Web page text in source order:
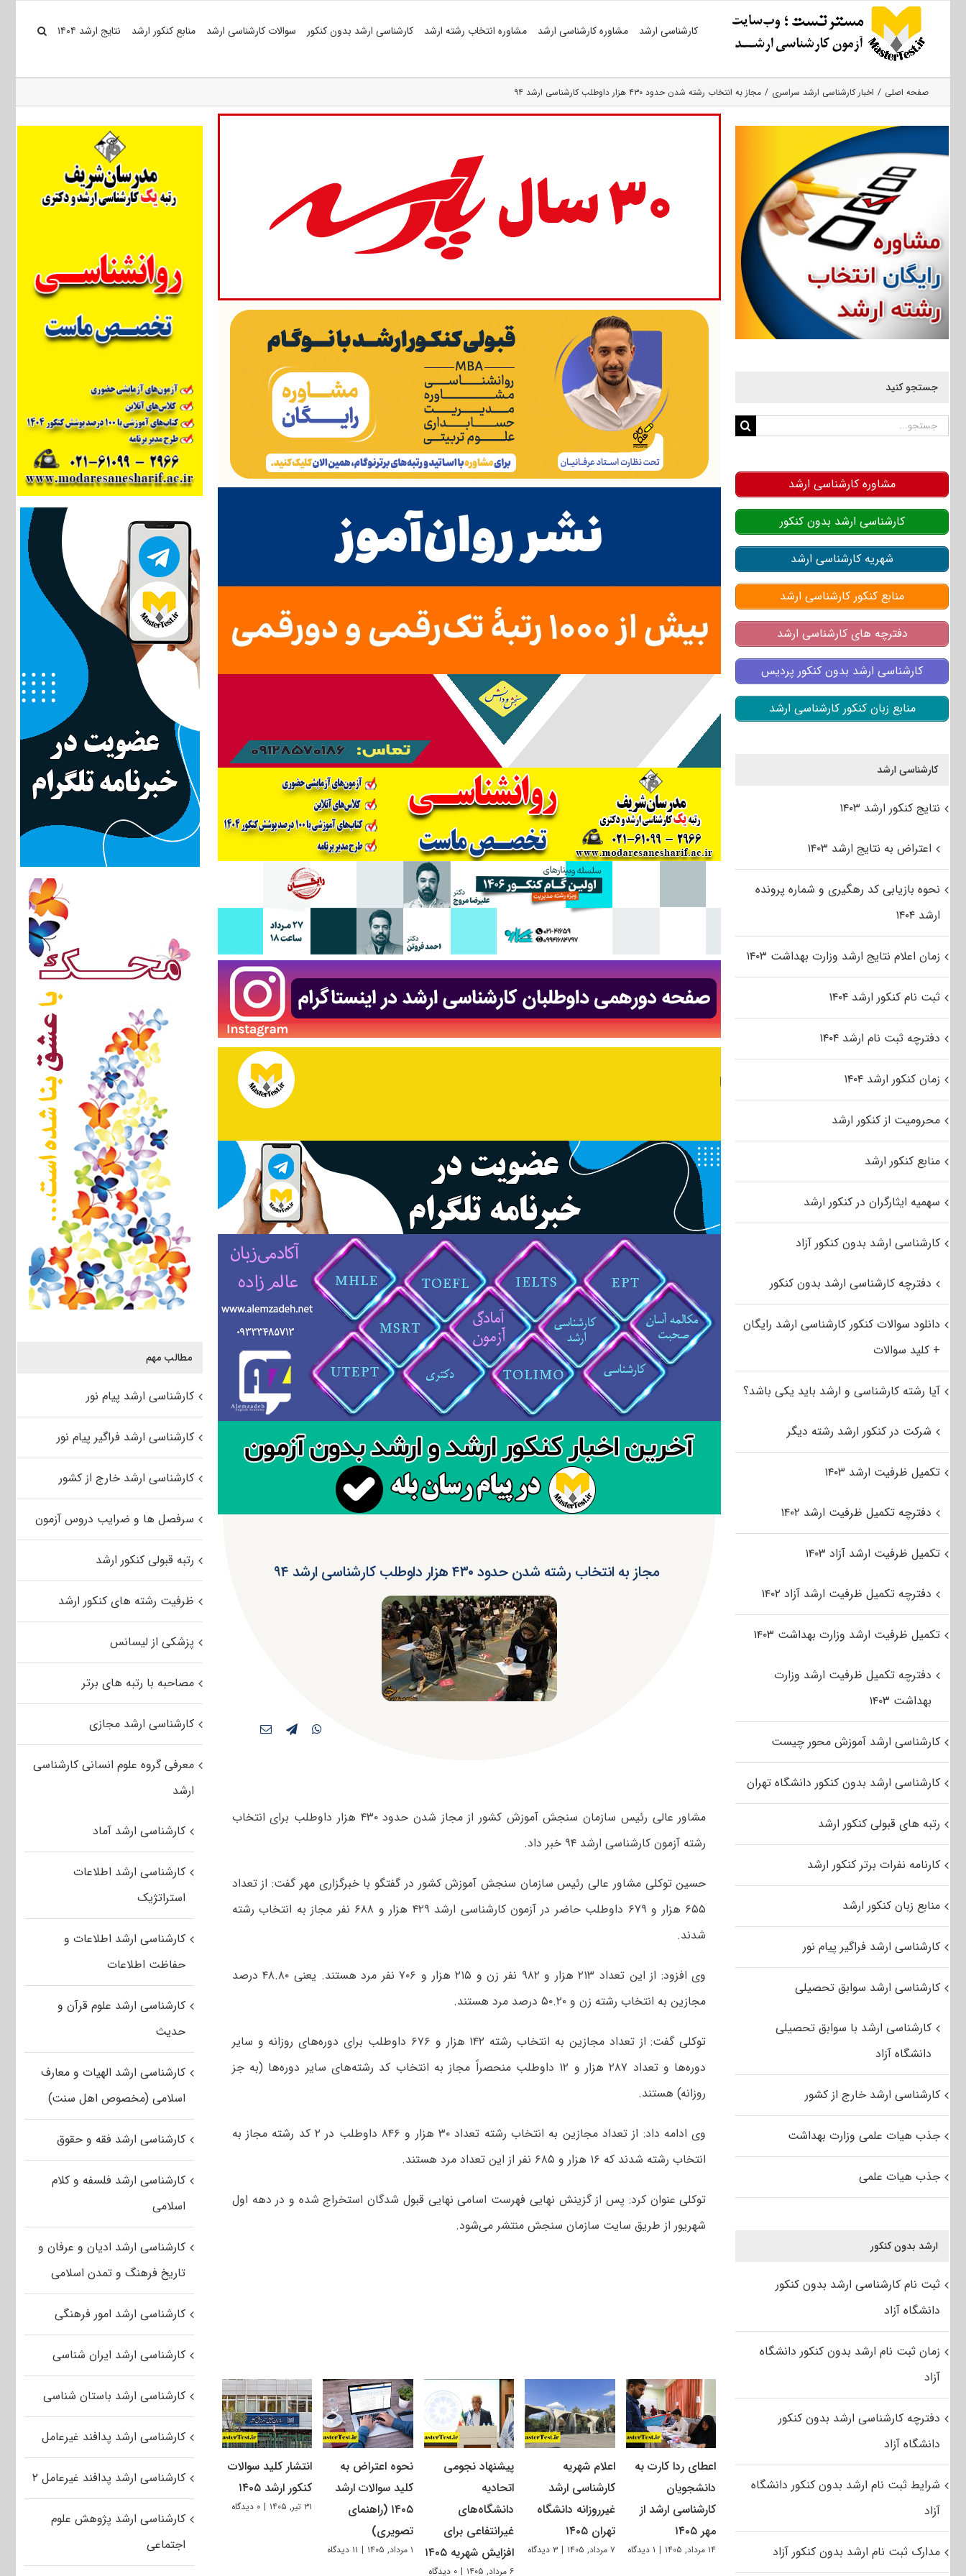
کارشناسی ارشد مشاوره کارشناسی ارشد مشاوره انتخاب رشته ارشد کارشناسی ارشد بدون کنکور سوالات کارشناسی ارشد منابع کنکور ارشد نتایج ارشد ۱۴۰۴
صفحه اصلی اخبار کارشناسی ارشد سراسری مجاز به انتخاب رشته شدن حدود ۴۳۰ هزار داوطلب کارشناسی ارشد ۹۴
مجاز به انتخاب رشته شدن حدود ۴۳۰ هزار داوطلب کارشناسی ارشد ۹۴
مشاور عالی رئیس سازمان سنجش آموزش کشور از مجاز شدن حدود ۴۳۰ هزار داوطلب برای انتخاب
رشته آزمون کارشناسی ارشد ۹۴ خبر داد.
حسین توکلی مشاور عالی رئیس سازمان سنجش آموزش کشور در گفتگو با خبرگزاری مهر گفت: از تعداد
۶۵۵ هزار و ۶۷۹ داوطلب حاضر در آزمون کارشناسی ارشد ۴۲۹ هزار و ۶۸۸ نفر مجاز به انتخاب رشته
شدند.
وی افزود: از این تعداد ۲۱۳ هزار و ۹۸۲ نفر زن و ۲۱۵ هزار و ۷۰۶ نفر مرد هستند. یعنی ۴۸.۸۰ درصد
مجازین به انتخاب رشته زن و ۵۰.۲۰ درصد مرد هستند.
توکلی گفت: از تعداد مجازین به انتخاب رشته ۱۴۲ هزار و ۶۷۶ داوطلب برای دوره‌های روزانه و سایر
دوره‌ها و تعداد ۲۸۷ هزار و ۱۲ داوطلب منحصراً مجاز به انتخاب کد رشته‌های سایر دوره‌ها (به جز
روزانه) هستند.
وی ادامه داد: از تعداد مجازین به انتخاب رشته تعداد ۳۰ هزار و ۸۴۶ داوطلب در ۲ کد رشته مجاز به
انتخاب رشته شدند که ۱۶ هزار و ۶۸۵ نفر از این تعداد مرد هستند.
توکلی عنوان کرد: پس از گزینش نهایی فهرست اسامی نهایی قبول شدگان استخراج شده و در دهه اول
شهریور از طریق سایت سازمان سنجش منتشر می‌شود.
اعطای ردا کارت به
دانشجویان
کارشناسی ارشد از
مهر ۱۴۰۵
۱۴ مرداد, ۱۴۰۵ | ۱ دیدگاه
اعلام شهریه
کارشناسی ارشد
غیرروزانه دانشگاه
تهران ۱۴۰۵
۷ مرداد, ۱۴۰۵ | ۳ دیدگاه
پیشنهاد نجومی
اتحادیه
دانشگاه‌های
غیرانتفاعی برای
افزایش شهریه ۱۴۰۵
۶ مرداد, ۱۴۰۵ | ۰ دیدگاه
نحوه اعتراض به
کلید سوالات ارشد
۱۴۰۵ (راهنمای
تصویری)
۱ مرداد, ۱۴۰۵ | ۱۱ دیدگاه
انتشار کلید سوالات
کنکور ارشد ۱۴۰۵
۳۱ تیر, ۱۴۰۵ | ۰ دیدگاه
مطالب مهم
کارشناسی ارشد پیام نور
کارشناسی ارشد فراگیر پیام نور
کارشناسی ارشد خارج از کشور
سرفصل ها و ضرایب دروس آزمون
رتبه قبولی کنکور ارشد
ظرفیت رشته های کنکور ارشد
پزشکی از لیسانس
مصاحبه با رتبه های برتر
کارشناسی ارشد مجازی
معرفی گروه علوم انسانی کارشناسی
ارشد
کارشناسی ارشد آماد
کارشناسی ارشد اطلاعات
استراتژیک
کارشناسی ارشد اطلاعات و
حفاظت اطلاعات
کارشناسی ارشد علوم قرآن و
حدیث
کارشناسی ارشد الهیات و معارف
اسلامی (مخصوص اهل سنت)
کارشناسی ارشد فقه و حقوق
کارشناسی ارشد فلسفه و کلام
اسلامی
کارشناسی ارشد ادیان و عرفان و
تاریخ فرهنگ و تمدن اسلامی
کارشناسی ارشد امور فرهنگی
کارشناسی ارشد ایران شناسی
کارشناسی ارشد باستان شناسی
کارشناسی ارشد پدافند غیرعامل
کارشناسی ارشد پدافند غیرعامل ۲
کارشناسی ارشد پژوهش علوم
اجتماعی
جستجو کنید
جستجو
مشاوره کارشناسی ارشد
کارشناسی ارشد بدون کنکور
شهریه کارشناسی ارشد
منابع کنکور کارشناسی ارشد
دفترچه های کارشناسی ارشد
کارشناسی ارشد بدون کنکور پردیس
منابع زبان کنکور کارشناسی ارشد
کارشناسی ارشد
نتایج کنکور ارشد ۱۴۰۳
اعتراض به نتایج ارشد ۱۴۰۳
نحوه بازیابی کد رهگیری و شماره پرونده
ارشد ۱۴۰۴
زمان اعلام نتایج ارشد وزارت بهداشت ۱۴۰۳
ثبت نام کنکور ارشد ۱۴۰۴
دفترچه ثبت نام ارشد ۱۴۰۴
زمان کنکور ارشد ۱۴۰۴
محرومیت از کنکور ارشد
منابع کنکور ارشد
سهمیه ایثارگران در کنکور ارشد
کارشناسی ارشد بدون کنکور آزاد
دفترچه کارشناسی ارشد بدون کنکور
دانلود سوالات کنکور کارشناسی ارشد رایگان
+ کلید سوالات
آیا رشته کارشناسی و ارشد باید یکی باشد؟
شرکت در کنکور ارشد رشته دیگر
تکمیل ظرفیت ارشد ۱۴۰۳
دفترچه تکمیل ظرفیت ارشد ۱۴۰۲
تکمیل ظرفیت ارشد آزاد ۱۴۰۳
دفترچه تکمیل ظرفیت ارشد آزاد ۱۴۰۲
تکمیل ظرفیت ارشد وزارت بهداشت ۱۴۰۳
دفترچه تکمیل ظرفیت ارشد وزارت
بهداشت ۱۴۰۳
کارشناسی ارشد آموزش محور چیست
کارشناسی ارشد بدون کنکور دانشگاه تهران
رتبه های قبولی کنکور ارشد
کارنامه نفرات برتر کنکور ارشد
منابع زبان کنکور ارشد
کارشناسی ارشد فراگیر پیام نور
کارشناسی ارشد سوابق تحصیلی
کارشناسی ارشد با سوابق تحصیلی
دانشگاه آزاد
کارشناسی ارشد خارج از کشور
جذب هیات علمی وزارت بهداشت
جذب هیات علمی
ارشد بدون کنکور
ثبت نام کارشناسی ارشد بدون کنکور
دانشگاه آزاد
زمان ثبت نام ارشد بدون کنکور دانشگاه
آزاد
دفترچه کارشناسی ارشد بدون کنکور
دانشگاه آزاد
شرایط ثبت نام ارشد بدون کنکور دانشگاه
آزاد
مدارک ثبت نام ارشد بدون کنکور آزاد